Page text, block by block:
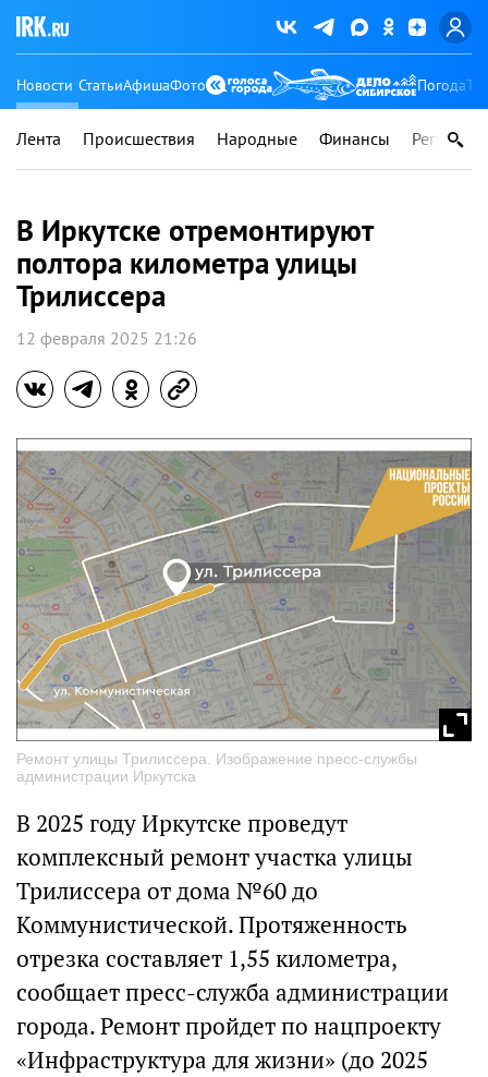
Новости СтатьиАфишаФото Погода
Лента Происшествия Народные Финансы Регионы
В Иркутске отремонтируют
полтора километра улицы
Трилиссера
12 февраля 2025 21:26
Ремонт улицы Трилиссера. Изображение пресс-службы
администрации Иркутска
В 2025 году Иркутске проведут
комплексный ремонт участка улицы
Трилиссера от дома №60 до
Коммунистической. Протяженность
отрезка составляет 1,55 километра,
сообщает пресс-служба администрации
города. Ремонт пройдет по нацпроекту
«Инфраструктура для жизни» (до 2025